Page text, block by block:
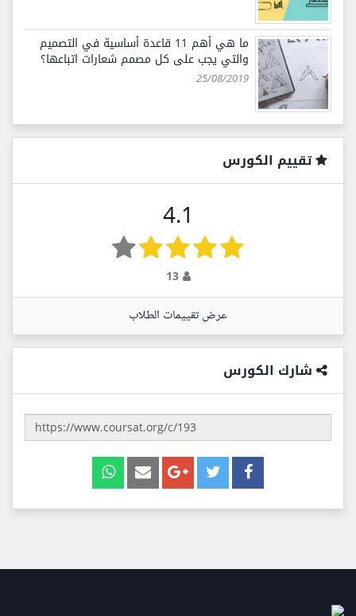
ما هي أهم 11 قاعدة أساسية في التصميم
والتي يجب على كل مصمم شعارات اتباعها؟
25/08/2019
تقييم الكورس
4.1
13
عرض تقييمات الطلاب
شارك الكورس